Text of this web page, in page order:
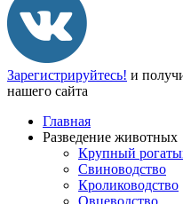
Зарегистрируйтесь! и
нашего сайта
Главная
Разведение животных
Крупный
Свиноводство
Кролиководство
Овцеводство